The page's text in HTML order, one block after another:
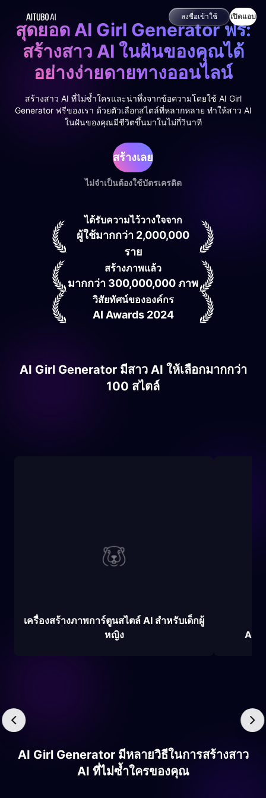
ลงชื่อเข้าใช้ เปิดแอป
สุดยอด AI Girl Generator ฟรี:
สร้างสาว AI ในฝันของคุณได้
อย่างง่ายดายทางออนไลน์
สร้างสาว AI ที่ไม่ซ้ำใครและน่าทึ่งจากข้อความโดยใช้ AI Girl
Generator ฟรีของเรา ด้วยตัวเลือกสไตล์ที่หลากหลาย ทำให้สาว AI
ในฝันของคุณมีชีวิตขึ้นมาในไม่กี่วินาที
สร้างเลย
ไม่จำเป็นต้องใช้บัตรเครดิต
ได้รับความไว้วางใจจาก
ผู้ใช้มากกว่า 2,000,000
ราย
สร้างภาพแล้ว
มากกว่า 300,000,000 ภาพ
วิสัยทัศน์ขององค์กร
AI Awards 2024
AI Girl Generator มีสาว AI ให้เลือกมากกว่า
100 สไตล์
เครื่องสร้างภาพการ์ตูนสไตล์ AI สำหรับเด็กผู้
หญิง
AI
AI Girl Generator มีหลายวิธีในการสร้างสาว
AI ที่ไม่ซ้ำใครของคุณ